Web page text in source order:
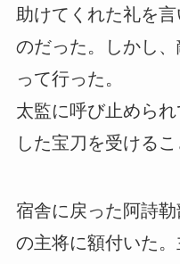
助けてくれた礼を
のだった。しかし
って行った。
太監に呼び止めら
した宝刀を受けるこ
宿舎に戻った阿詩
の主将に額付いた